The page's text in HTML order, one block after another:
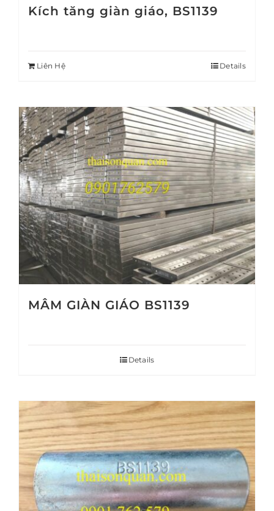
Kích tăng giàn giáo, BS1139
Liên Hệ Details
MÂM GIÀN GIÁO BS1139
Details